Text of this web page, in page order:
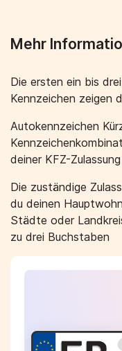
Mehr
Die ersten ein bis
Kennzeichen zeigen
Autokennzeichen
deiner KFZ-
Die zuständige
du deinen
Städte oder
zu drei Buchstaben